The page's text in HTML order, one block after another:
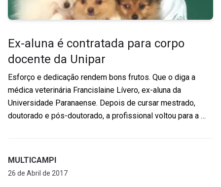
Ex-aluna é contratada para corpo
docente da Unipar
Esforço e dedicação rendem bons frutos. Que o diga a
médica veterinária Francislaine Lívero, ex-aluna da
Universidade Paranaense. Depois de cursar mestrado,
doutorado e pós-doutorado, a profissional voltou para a …
MULTICAMPI
26 de Abril de 2017